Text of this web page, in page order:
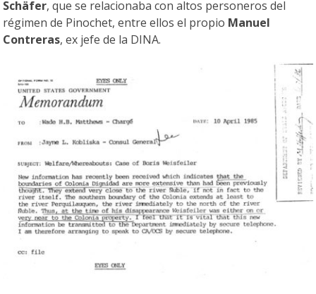
Schäfer, que se relacionaba con altos personeros del
régimen de Pinochet, entre ellos el propio Manuel
Contreras, ex jefe de la DINA.